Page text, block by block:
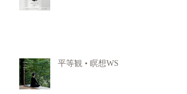
平等観 • 瞑想WS